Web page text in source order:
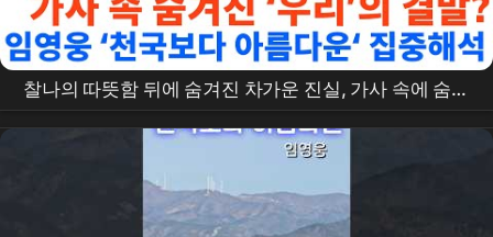
찰나의 따뜻함 뒤에 숨겨진 차가운 진실, 가사 속에 숨겨
진 '우리'의 결말